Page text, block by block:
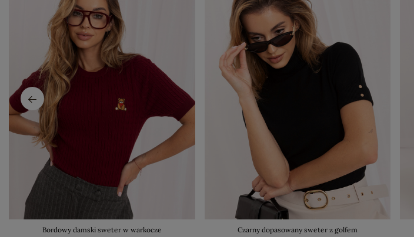
Bordowy damski sweter w warkocze Czarny dopasowany sweter z golfem